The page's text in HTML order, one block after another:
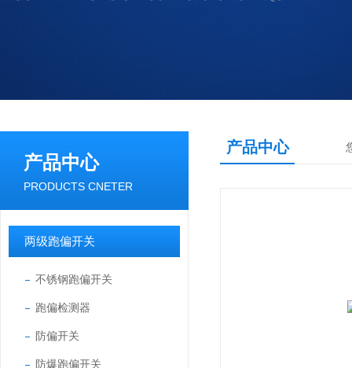
产品中心
PRODUCTS CNETER
两级跑偏开关
不锈钢跑偏开关
跑偏检测器
防偏开关
防爆跑偏开关
产品中心